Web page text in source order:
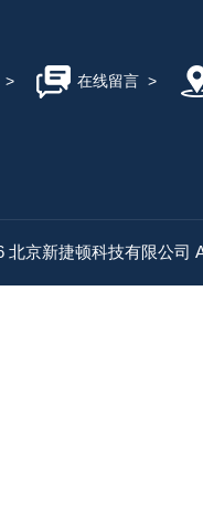
> 在线留言>
北京新捷顿科技有限公司